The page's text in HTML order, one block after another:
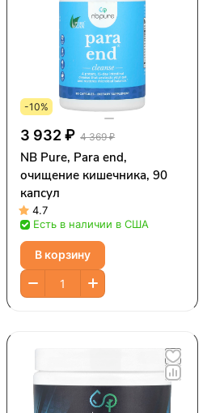
-10%
3 932 ₽ 4 369 ₽
NB Pure, Para end,
очищение кишечника, 90
капсул
4.7
Есть в наличии в США
В корзину